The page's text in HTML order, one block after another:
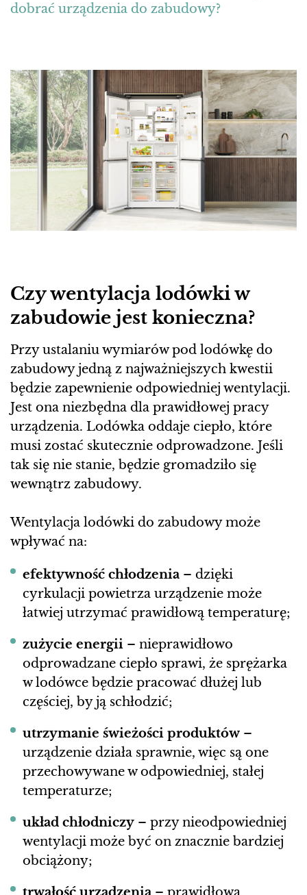
dobrać urządzenia do zabudowy?
Czy wentylacja lodówki w
zabudowie jest konieczna?
Przy ustalaniu wymiarów pod lodówkę do
zabudowy jedną z najważniejszych kwestii
będzie zapewnienie odpowiedniej wentylacji.
Jest ona niezbędna dla prawidłowej pracy
urządzenia. Lodówka oddaje ciepło, które
musi zostać skutecznie odprowadzone. Jeśli
tak się nie stanie, będzie gromadziło się
wewnątrz zabudowy.
Wentylacja lodówki do zabudowy może
wpływać na:
efektywność chłodzenia – dzięki
cyrkulacji powietrza urządzenie może
łatwiej utrzymać prawidłową temperaturę;
zużycie energii – nieprawidłowo
odprowadzane ciepło sprawi, że sprężarka
w lodówce będzie pracować dłużej lub
częściej, by ją schłodzić;
utrzymanie świeżości produktów –
urządzenie działa sprawnie, więc są one
przechowywane w odpowiedniej, stałej
temperaturze;
układ chłodniczy – przy nieodpowiedniej
wentylacji może być on znacznie bardziej
obciążony;